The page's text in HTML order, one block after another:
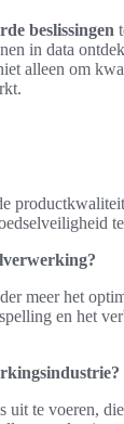
beslissingen
in data
alleen om
meer het
en het
uit te voeren,